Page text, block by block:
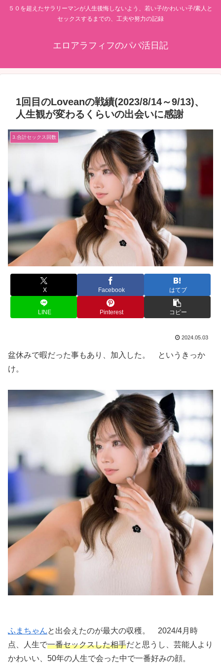
５０を超えたサラリーマンが人生後悔しないよう、若い子/かわいい子/素人と
セックスするまでの、工夫や努力の記録
エロアラフィフのパパ活日記
1回目のLoveanの戦績(2023/8/14～9/13)、
人生観が変わるくらいの出会いに感謝
3.合計セックス回数
X Facebook はてブ
LINE Pinterest コピー
2024.05.03
盆休みで暇だった事もあり、加入した。 というきっか
け。
ふまちゃんと出会えたのが最大の収穫。 2024/4月時
点、人生で一番セックスした相手だと思うし、芸能人より
かわいい、50年の人生で会った中で一番好みの顔。